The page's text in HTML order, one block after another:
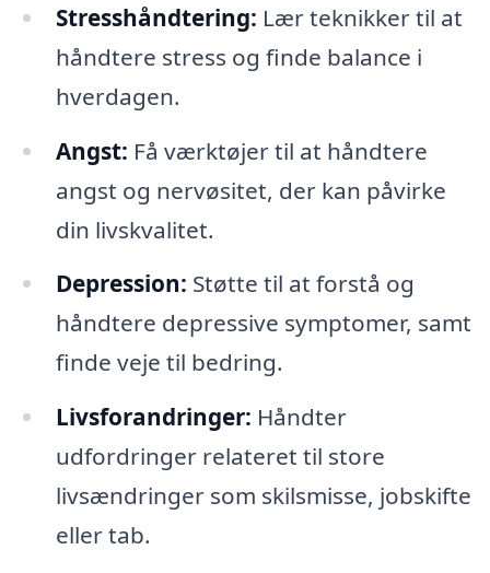
Stresshåndtering: Lær teknikker til at
håndtere stress og finde balance i
hverdagen.
Angst: Få værktøjer til at håndtere
angst og nervøsitet, der kan påvirke
din livskvalitet.
Depression: Støtte til at forstå og
håndtere depressive symptomer, samt
finde veje til bedring.
Livsforandringer: Håndter
udfordringer relateret til store
livsændringer som skilsmisse, jobskifte
eller tab.